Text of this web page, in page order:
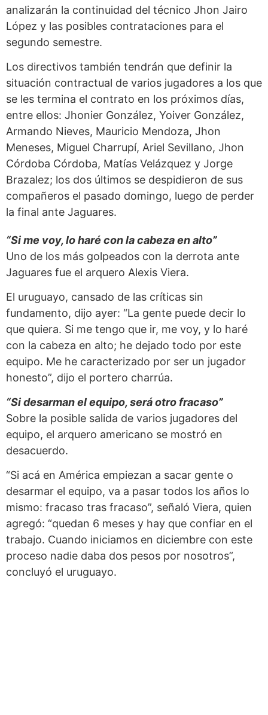
analizarán la continuidad del técnico Jhon Jairo
López y las posibles contrataciones para el
segundo semestre.
Los directivos también tendrán que definir la
situación contractual de varios jugadores a los que
se les termina el contrato en los próximos días,
entre ellos: Jhonier González, Yoiver González,
Armando Nieves, Mauricio Mendoza, Jhon
Meneses, Miguel Charrupí, Ariel Sevillano, Jhon
Córdoba Córdoba, Matías Velázquez y Jorge
Brazalez; los dos últimos se despidieron de sus
compañeros el pasado domingo, luego de perder
la final ante Jaguares.
“Si me voy, lo haré con la cabeza en alto”
Uno de los más golpeados con la derrota ante
Jaguares fue el arquero Alexis Viera.
El uruguayo, cansado de las críticas sin
fundamento, dijo ayer: “La gente puede decir lo
que quiera. Si me tengo que ir, me voy, y lo haré
con la cabeza en alto; he dejado todo por este
equipo. Me he caracterizado por ser un jugador
honesto”, dijo el portero charrúa.
“Si desarman elequipo, será otro fracaso”
Sobre la posible salida de varios jugadores del
equipo, el arquero americano se mostró en
desacuerdo.
“Si acá en América empiezan a sacar gente o
desarmar el equipo, va a pasar todos los años lo
mismo: fracaso tras fracaso”, señaló Viera, quien
agregó: “quedan 6 meses y hay que confiar en el
trabajo. Cuando iniciamos en diciembre con este
proceso nadie daba dos pesos por nosotros”,
concluyó el uruguayo.